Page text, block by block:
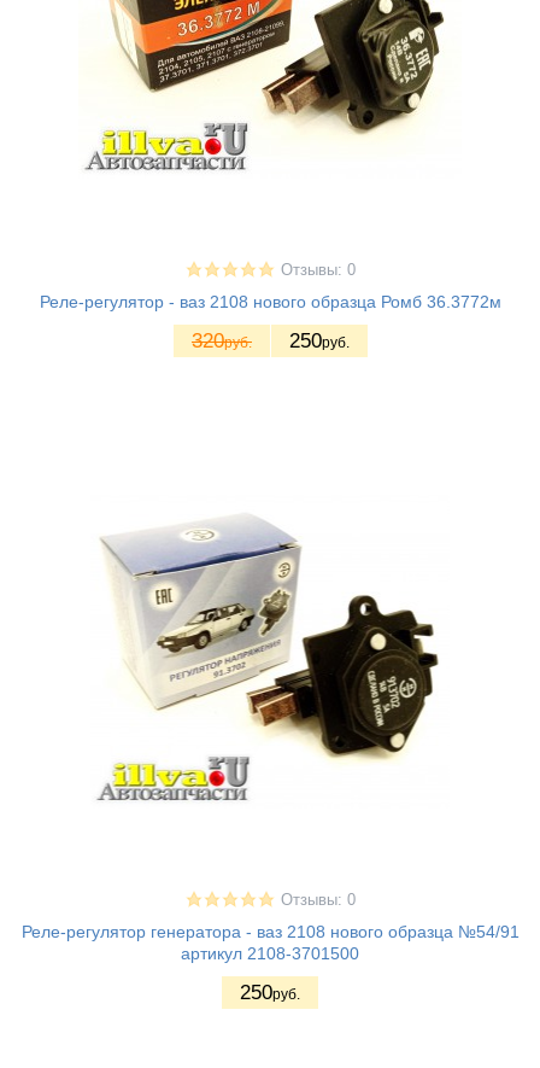
Отзывы: 0
Реле-регулятор - ваз 2108 нового образца Ромб 36.3772м
320руб. 250руб.
Отзывы: 0
Реле-регулятор генератора - ваз 2108 нового образца №54/91
артикул 2108-3701500
250руб.